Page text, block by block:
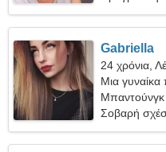
Gabriella
24 χρόνια,
Μια γυναίκα
Μπαντούνγκ
Σοβαρή